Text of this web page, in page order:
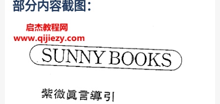
部分内容截图：